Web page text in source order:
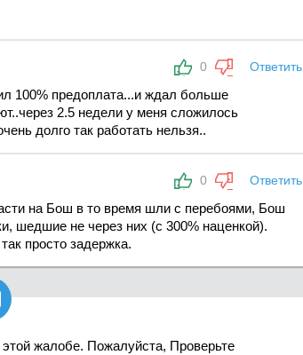
0 Ответить
100% предоплата...и ждал больше
2.5 недели у меня сложилось
долго так работать нельзя..
0 Ответить
на Бош в то время шли с перебоями, Бош
шедшие не через них (с 300% наценкой).
просто задержка.
жалобе. Пожалуйста, Проверьте